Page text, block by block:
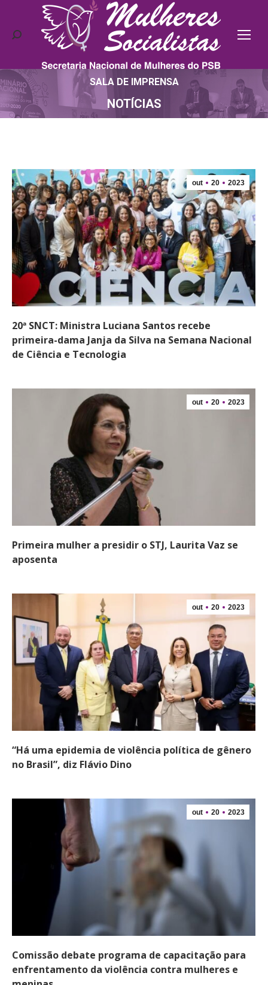
Search:
SALA DE IMPRENSA
NOTÍCIAS
Você está aqui:
out 20 2023
20ª SNCT: Ministra Luciana Santos recebe
primeira-dama Janja da Silva na Semana Nacional
de Ciência e Tecnologia
out 20 2023
Primeira mulher a presidir o STJ, Laurita Vaz se
aposenta
out 20 2023
“Há uma epidemia de violência política de gênero
no Brasil”, diz Flávio Dino
out 20 2023
Comissão debate programa de capacitação para
enfrentamento da violência contra mulheres e